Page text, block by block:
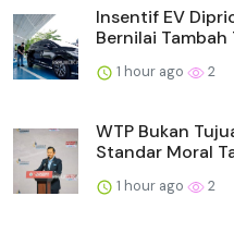
Insentif EV
Bernilai Tambah
1 hour ago 2
WTP Bukan
Standar Moral
1 hour ago 2